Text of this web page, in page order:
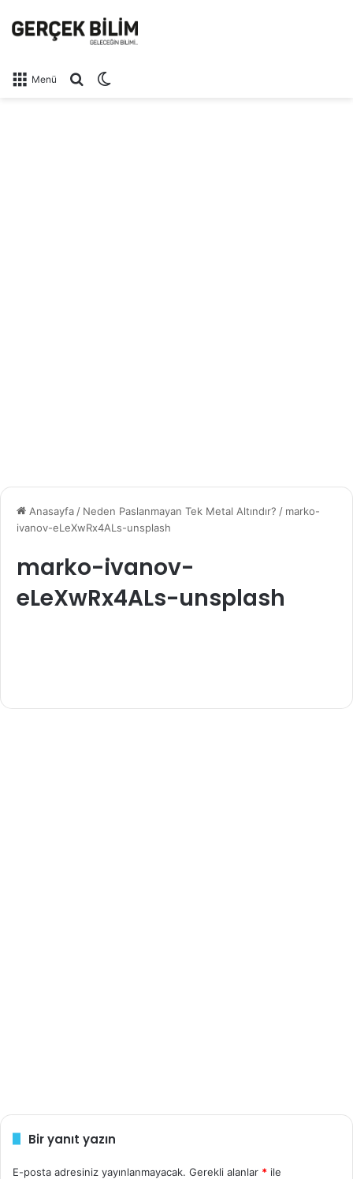
Menü Arama yap ...
Anasayfa / Neden Paslanmayan Tek Metal Altındır? / marko-
ivanov-eLeXwRx4ALs-unsplash
marko-ivanov-
eLeXwRx4ALs-unsplash
Bir yanıt yazın
E-posta adresiniz yayınlanmayacak. Gerekli alanlar * ile